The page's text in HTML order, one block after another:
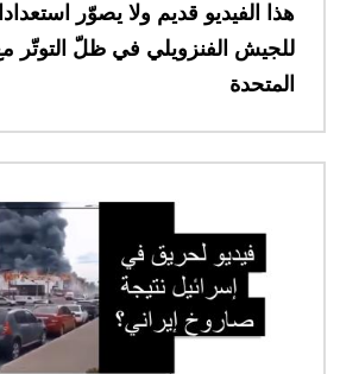
هذا الفيديو قديم ولا يصوّر
للجيش الفنزويلي في ظلّ التوتّر
المتحدة